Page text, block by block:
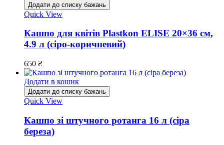
Додати до списку бажань
Quick View
Кашпо для квітів Plastkon ELISE 20×36 см,
4.9 л (сіро-коричневий)
650 ₴
Додати в кошик
Додати до списку бажань
Quick View
Кашпо зі штучного ротанга 16 л (сіра
береза)